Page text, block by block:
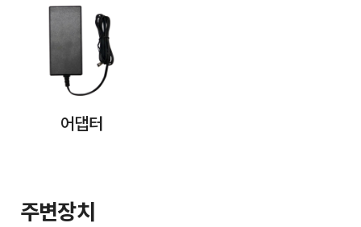
어댑터
주변장치